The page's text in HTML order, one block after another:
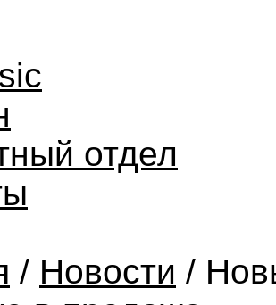
отдел
/ Новости /